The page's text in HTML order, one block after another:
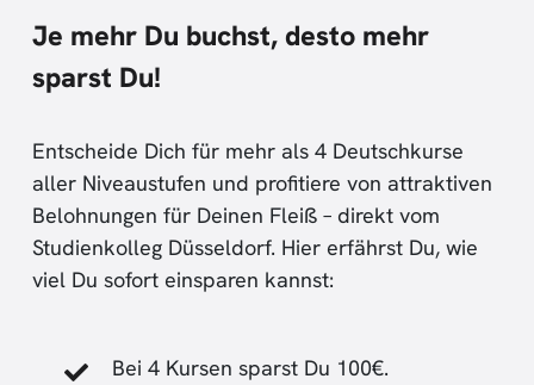
Je mehr Du buchst, desto mehr
sparst Du!
Entscheide Dich für mehr als 4 Deutschkurse
aller Niveaustufen und profitiere von attraktiven
Belohnungen für Deinen Fleiß – direkt vom
Studienkolleg Düsseldorf. Hier erfährst Du, wie
viel Du sofort einsparen kannst:
Bei 4 Kursen sparst Du 100€.